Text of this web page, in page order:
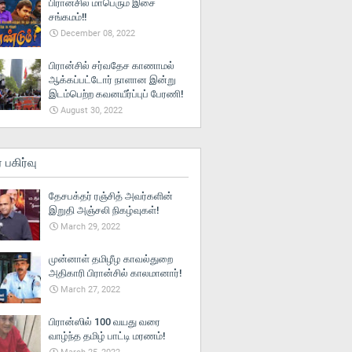
பிரான்சில் மாபெரும் இசை
சங்கமம்!!
December 08, 2022
பிரான்சில் சர்வதேச காணாமல்
ஆக்கப்பட்டோர் நாளான இன்று
இடம்பெற்ற கவனயீர்ப்புப் பேரணி!
August 30, 2022
பகிர்வு
தேசபக்தர் ரஞ்சித் அவர்களின்
இறுதி அஞ்சலி நிகழ்வுகள்!
March 29, 2022
முன்னாள் தமிழீழ காவல்துறை
அதிகாரி பிரான்சில் காலமானார்!
March 27, 2022
பிரான்ஸில் 100 வயது வரை
வாழ்ந்த தமிழ் பாட்டி மரணம்!